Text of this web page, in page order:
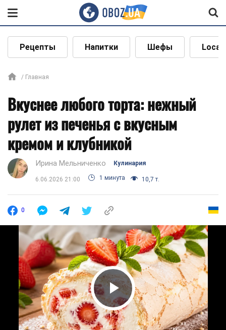
Рецепты Напитки Шефы Local
Главная
Вкуснее любого торта: нежный
рулет из печенья с вкусным
кремом и клубникой
Ирина Мельниченко Кулинария
6.06.2026 21:00 1 минута 10,7 т.
0
Play Video